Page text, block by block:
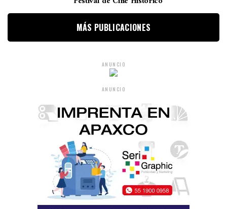
MÁS PUBLICACIONES
ANUNCIO
ANUNCIO